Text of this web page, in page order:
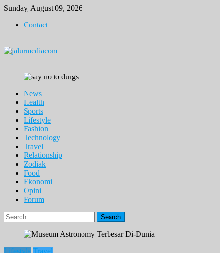
Skip
content
Sunday, August 09, 2026
Contact
News
Health
Sports
Lifestyle
Fashion
Technology
Travel
Relationship
Zodiak
Food
Ekonomi
Opini
Forum
Search
for:
Lifestyle Travel